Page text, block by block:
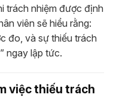
trách nhiệm được định
viên sẽ hiểu rằng:
đo, và sự thiếu trách
ngay lập tức.
việc thiếu trách